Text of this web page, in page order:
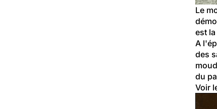
Le
est
A
des
du
Voir